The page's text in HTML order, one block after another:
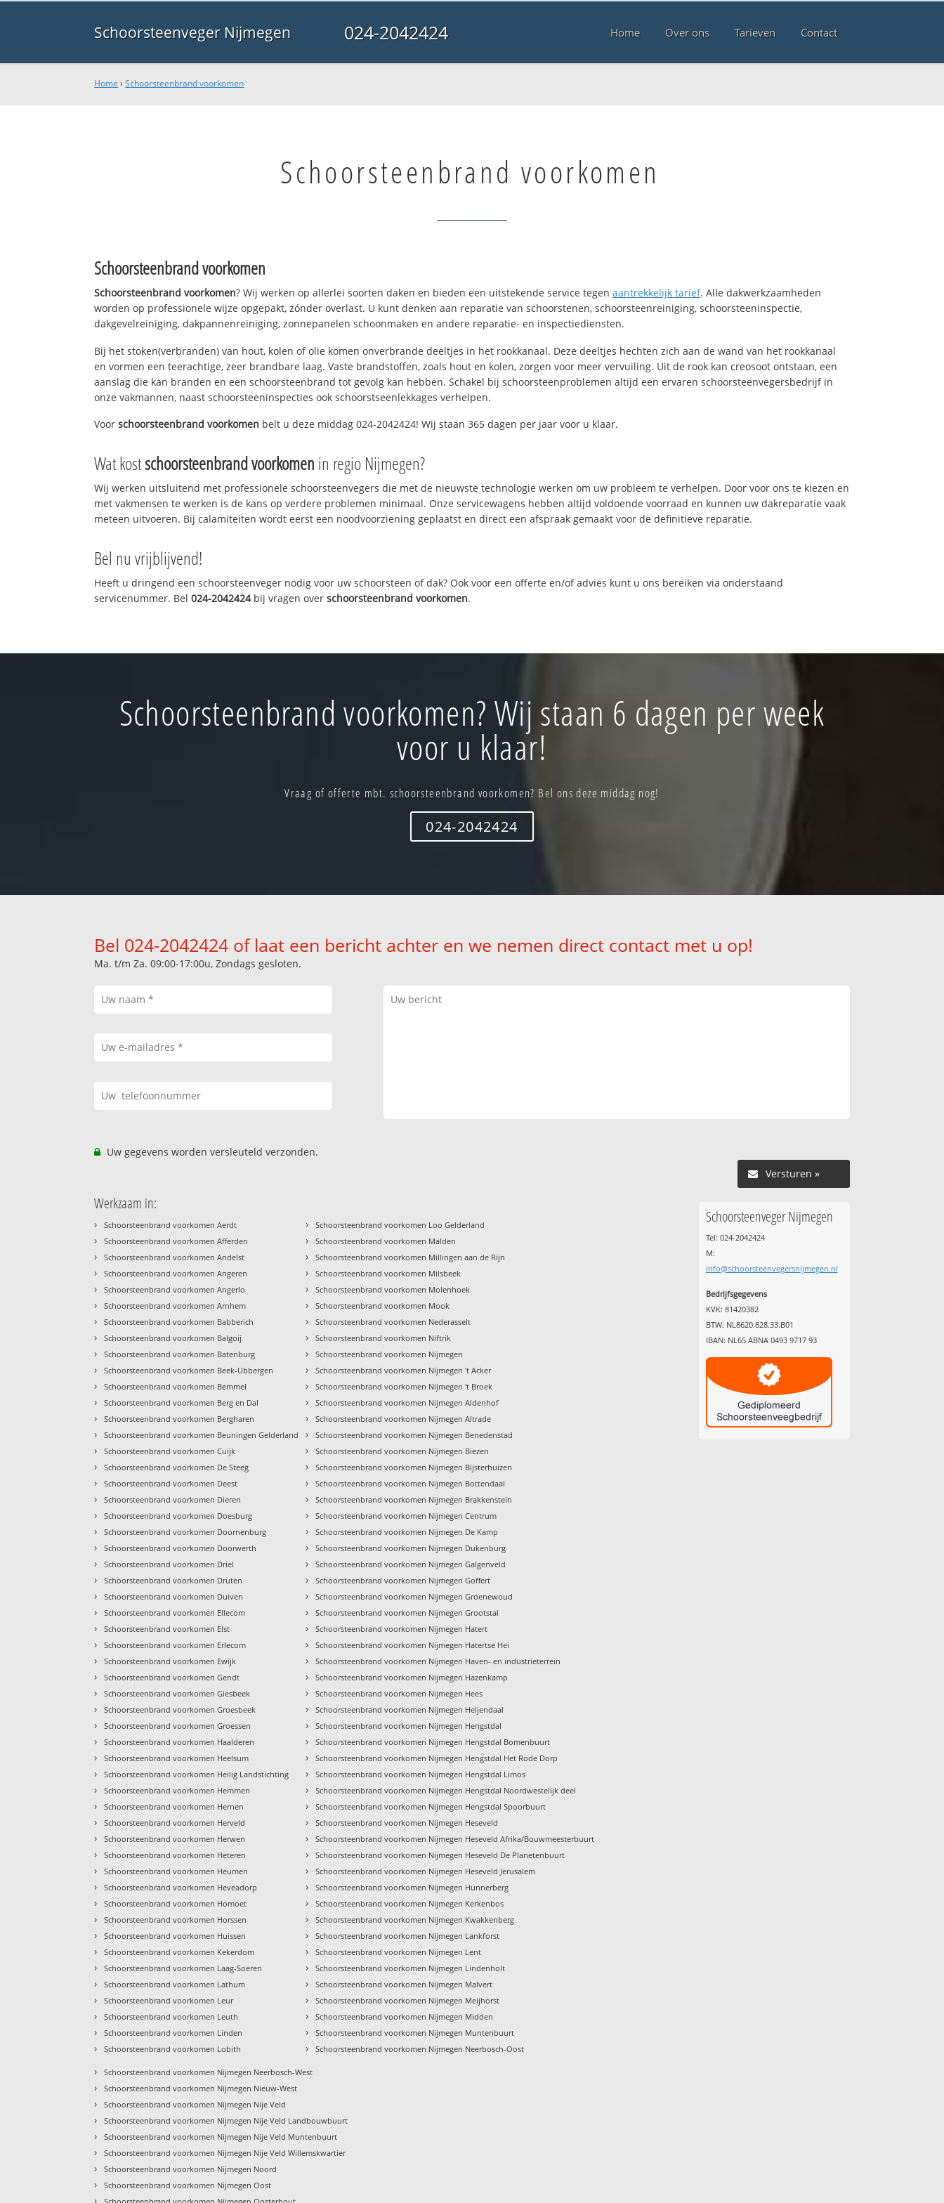
Schoorsteenveger Nijmegen 024-2042424 Home Over ons Tarieven Contact
Home ›Schoorsteenbrand voorkomen
Schoorsteenbrand voorkomen
Schoorsteenbrand voorkomen
Schoorsteenbrand voorkomen? Wij werken op allerlei soorten daken en bieden een uitstekende service tegenaantrekkelijk tarief. Alle dakwerkzaamheden
worden op professionele wijze opgepakt, zónder overlast. U kunt denken aan reparatie van schoorstenen, schoorsteenreiniging, schoorsteeninspectie,
dakgevelreiniging, dakpannenreiniging, zonnepanelen schoonmaken en andere reparatie- en inspectiediensten.
Bij het stoken(verbranden) van hout, kolen of olie komen onverbrande deeltjes in het rookkanaal. Deze deeltjes hechten zich aan de wand van het rookkanaal
en vormen een teerachtige, zeer brandbare laag. Vaste brandstoffen, zoals hout en kolen, zorgen voor meer vervuiling. Uit de rook kan creosoot ontstaan, een
aanslag die kan branden en een schoorsteenbrand tot gevolg kan hebben. Schakel bij schoorsteenproblemen altijd een ervaren schoorsteenvegersbedrijf in
onze vakmannen, naast schoorsteeninspecties ook schoorstseenlekkages verhelpen.
Voorschoorsteenbrand voorkomen belt u deze middag 024-2042424! Wij staan 365 dagen per jaar voor u klaar.
Wat kostschoorsteenbrand voorkomen in regio Nijmegen?
Wij werken uitsluitend met professionele schoorsteenvegers die met de nieuwste technologie werken om uw probleem te verhelpen. Door voor ons te kiezen en
met vakmensen te werken is de kans op verdere problemen minimaal. Onze servicewagens hebben altijd voldoende voorraad en kunnen uw dakreparatie vaak
meteen uitvoeren. Bij calamiteiten wordt eerst een noodvoorziening geplaatst en direct een afspraak gemaakt voor de definitieve reparatie.
Bel nu vrijblijvend!
Heeft u dringend een schoorsteenveger nodig voor uw schoorsteen of dak? Ook voor een offerte en/of advies kunt u ons bereiken via onderstaand
servicenummer. Bel024-2042424bij vragen overschoorsteenbrand voorkomen.
Schoorsteenbrand voorkomen? Wij staan 6 dagen per week
voor u klaar!
Vraag of offerte mbt. schoorsteenbrand voorkomen? Bel ons deze middag nog!
024-2042424
Bel 024-2042424 of laat een bericht achter en we nemen direct contact met u op!
Ma. t/m Za. 09:00-17:00u, Zondags gesloten.
Uw gegevens worden versleuteld verzonden.
Versturen »
Werkzaam in:
› Schoorsteenbrand voorkomen Aerdt
› Schoorsteenbrand voorkomen Afferden
› Schoorsteenbrand voorkomen Andelst
› Schoorsteenbrand voorkomen Angeren
› Schoorsteenbrand voorkomen Angerlo
› Schoorsteenbrand voorkomen Arnhem
› Schoorsteenbrand voorkomen Babberich
› Schoorsteenbrand voorkomen Balgoij
› Schoorsteenbrand voorkomen Batenburg
› Schoorsteenbrand voorkomen Beek-Ubbergen
› Schoorsteenbrand voorkomen Bemmel
› Schoorsteenbrand voorkomen Berg en Dal
› Schoorsteenbrand voorkomen Bergharen
› Schoorsteenbrand voorkomen Beuningen Gelderland
› Schoorsteenbrand voorkomen Cuijk
› Schoorsteenbrand voorkomen De Steeg
› Schoorsteenbrand voorkomen Deest
› Schoorsteenbrand voorkomen Dieren
› Schoorsteenbrand voorkomen Doesburg
› Schoorsteenbrand voorkomen Doornenburg
› Schoorsteenbrand voorkomen Doorwerth
› Schoorsteenbrand voorkomen Driel
› Schoorsteenbrand voorkomen Druten
› Schoorsteenbrand voorkomen Duiven
› Schoorsteenbrand voorkomen Ellecom
› Schoorsteenbrand voorkomen Elst
› Schoorsteenbrand voorkomen Erlecom
› Schoorsteenbrand voorkomen Ewijk
› Schoorsteenbrand voorkomen Gendt
› Schoorsteenbrand voorkomen Giesbeek
› Schoorsteenbrand voorkomen Groesbeek
› Schoorsteenbrand voorkomen Groessen
› Schoorsteenbrand voorkomen Haalderen
› Schoorsteenbrand voorkomen Heelsum
› Schoorsteenbrand voorkomen Heilig Landstichting
› Schoorsteenbrand voorkomen Hemmen
› Schoorsteenbrand voorkomen Hernen
› Schoorsteenbrand voorkomen Herveld
› Schoorsteenbrand voorkomen Herwen
› Schoorsteenbrand voorkomen Heteren
› Schoorsteenbrand voorkomen Heumen
› Schoorsteenbrand voorkomen Heveadorp
› Schoorsteenbrand voorkomen Homoet
› Schoorsteenbrand voorkomen Horssen
› Schoorsteenbrand voorkomen Huissen
› Schoorsteenbrand voorkomen Kekerdom
› Schoorsteenbrand voorkomen Laag-Soeren
› Schoorsteenbrand voorkomen Lathum
› Schoorsteenbrand voorkomen Leur
› Schoorsteenbrand voorkomen Leuth
› Schoorsteenbrand voorkomen Linden
› Schoorsteenbrand voorkomen Lobith
› Schoorsteenbrand voorkomen Loo Gelderland
› Schoorsteenbrand voorkomen Malden
› Schoorsteenbrand voorkomen Millingen aan de Rijn
› Schoorsteenbrand voorkomen Milsbeek
› Schoorsteenbrand voorkomen Molenhoek
› Schoorsteenbrand voorkomen Mook
› Schoorsteenbrand voorkomen Nederasselt
› Schoorsteenbrand voorkomen Niftrik
› Schoorsteenbrand voorkomen Nijmegen
› Schoorsteenbrand voorkomen Nijmegen 't Acker
› Schoorsteenbrand voorkomen Nijmegen 't Broek
› Schoorsteenbrand voorkomen Nijmegen Aldenhof
› Schoorsteenbrand voorkomen Nijmegen Altrade
› Schoorsteenbrand voorkomen Nijmegen Benedenstad
› Schoorsteenbrand voorkomen Nijmegen Biezen
› Schoorsteenbrand voorkomen Nijmegen Bijsterhuizen
› Schoorsteenbrand voorkomen Nijmegen Bottendaal
› Schoorsteenbrand voorkomen Nijmegen Brakkenstein
› Schoorsteenbrand voorkomen Nijmegen Centrum
› Schoorsteenbrand voorkomen Nijmegen De Kamp
› Schoorsteenbrand voorkomen Nijmegen Dukenburg
› Schoorsteenbrand voorkomen Nijmegen Galgenveld
› Schoorsteenbrand voorkomen Nijmegen Goffert
› Schoorsteenbrand voorkomen Nijmegen Groenewoud
› Schoorsteenbrand voorkomen Nijmegen Grootstal
› Schoorsteenbrand voorkomen Nijmegen Hatert
› Schoorsteenbrand voorkomen Nijmegen Hatertse Hei
› Schoorsteenbrand voorkomen Nijmegen Haven- en industrieterrein
› Schoorsteenbrand voorkomen Nijmegen Hazenkamp
› Schoorsteenbrand voorkomen Nijmegen Hees
› Schoorsteenbrand voorkomen Nijmegen Heijendaal
› Schoorsteenbrand voorkomen Nijmegen Hengstdal
› Schoorsteenbrand voorkomen Nijmegen Hengstdal Bomenbuurt
› Schoorsteenbrand voorkomen Nijmegen Hengstdal Het Rode Dorp
› Schoorsteenbrand voorkomen Nijmegen Hengstdal Limos
› Schoorsteenbrand voorkomen Nijmegen Hengstdal Noordwestelijk deel
› Schoorsteenbrand voorkomen Nijmegen Hengstdal Spoorbuurt
› Schoorsteenbrand voorkomen Nijmegen Heseveld
› Schoorsteenbrand voorkomen Nijmegen Heseveld Afrika/Bouwmeesterbuurt
› Schoorsteenbrand voorkomen Nijmegen Heseveld De Planetenbuurt
› Schoorsteenbrand voorkomen Nijmegen Heseveld Jerusalem
› Schoorsteenbrand voorkomen Nijmegen Hunnerberg
› Schoorsteenbrand voorkomen Nijmegen Kerkenbos
› Schoorsteenbrand voorkomen Nijmegen Kwakkenberg
› Schoorsteenbrand voorkomen Nijmegen Lankforst
› Schoorsteenbrand voorkomen Nijmegen Lent
› Schoorsteenbrand voorkomen Nijmegen Lindenholt
› Schoorsteenbrand voorkomen Nijmegen Malvert
› Schoorsteenbrand voorkomen Nijmegen Meijhorst
› Schoorsteenbrand voorkomen Nijmegen Midden
› Schoorsteenbrand voorkomen Nijmegen Muntenbuurt
› Schoorsteenbrand voorkomen Nijmegen Neerbosch-Oost
› Schoorsteenbrand voorkomen Nijmegen Neerbosch-West
› Schoorsteenbrand voorkomen Nijmegen Nieuw-West
› Schoorsteenbrand voorkomen Nijmegen Nije Veld
› Schoorsteenbrand voorkomen Nijmegen Nije Veld Landbouwbuurt
› Schoorsteenbrand voorkomen Nijmegen Nije Veld Muntenbuurt
› Schoorsteenbrand voorkomen Nijmegen Nije Veld Willemskwartier
› Schoorsteenbrand voorkomen Nijmegen Noord
› Schoorsteenbrand voorkomen Nijmegen Oost
Schoorsteenveger Nijmegen
Tel: 024-2042424
M:
info@schoorsteenvegersnijmegen.nl
Bedrijfsgegevens
KVK: 81420382
BTW: NL8620.828.33.B01
IBAN: NL65 ABNA 0493 9717 93